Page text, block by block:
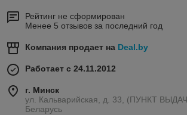
Рейтинг не сформирован
Менее 5 отзывов за последний год
Компания продает на Deal.by
Работает с 24.11.2012
г. Минск
ул. Кальварийская, д. 33, (ПУНКТ
Беларусь